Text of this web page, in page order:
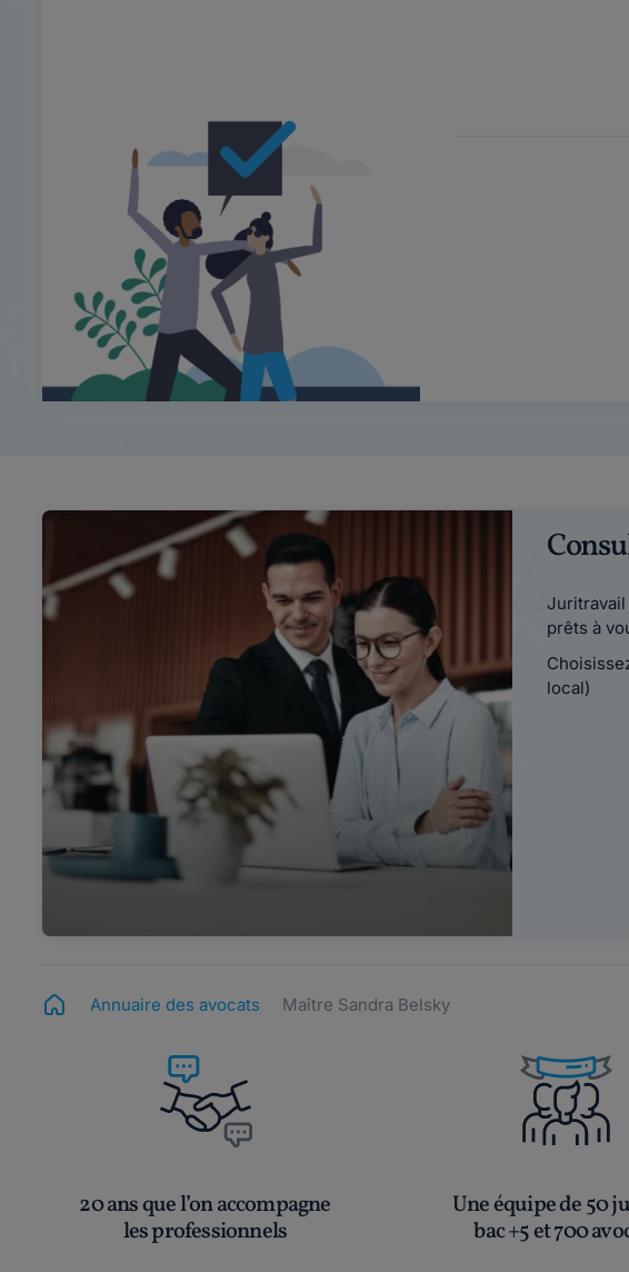
Juritravail
prêts à
local)
Annuaire des avocats Maître Sandra Belsky
20 ans que l’on accompagne
les professionnels
Une équipe de 50
bac +5 et 700